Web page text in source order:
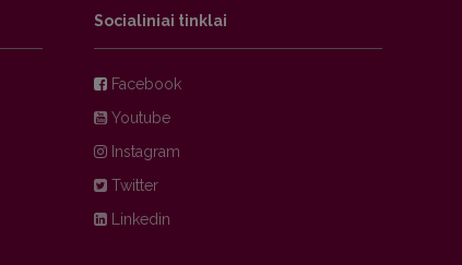
Socialiniai tinklai
Facebook
Youtube
Instagram
Twitter
Linkedin